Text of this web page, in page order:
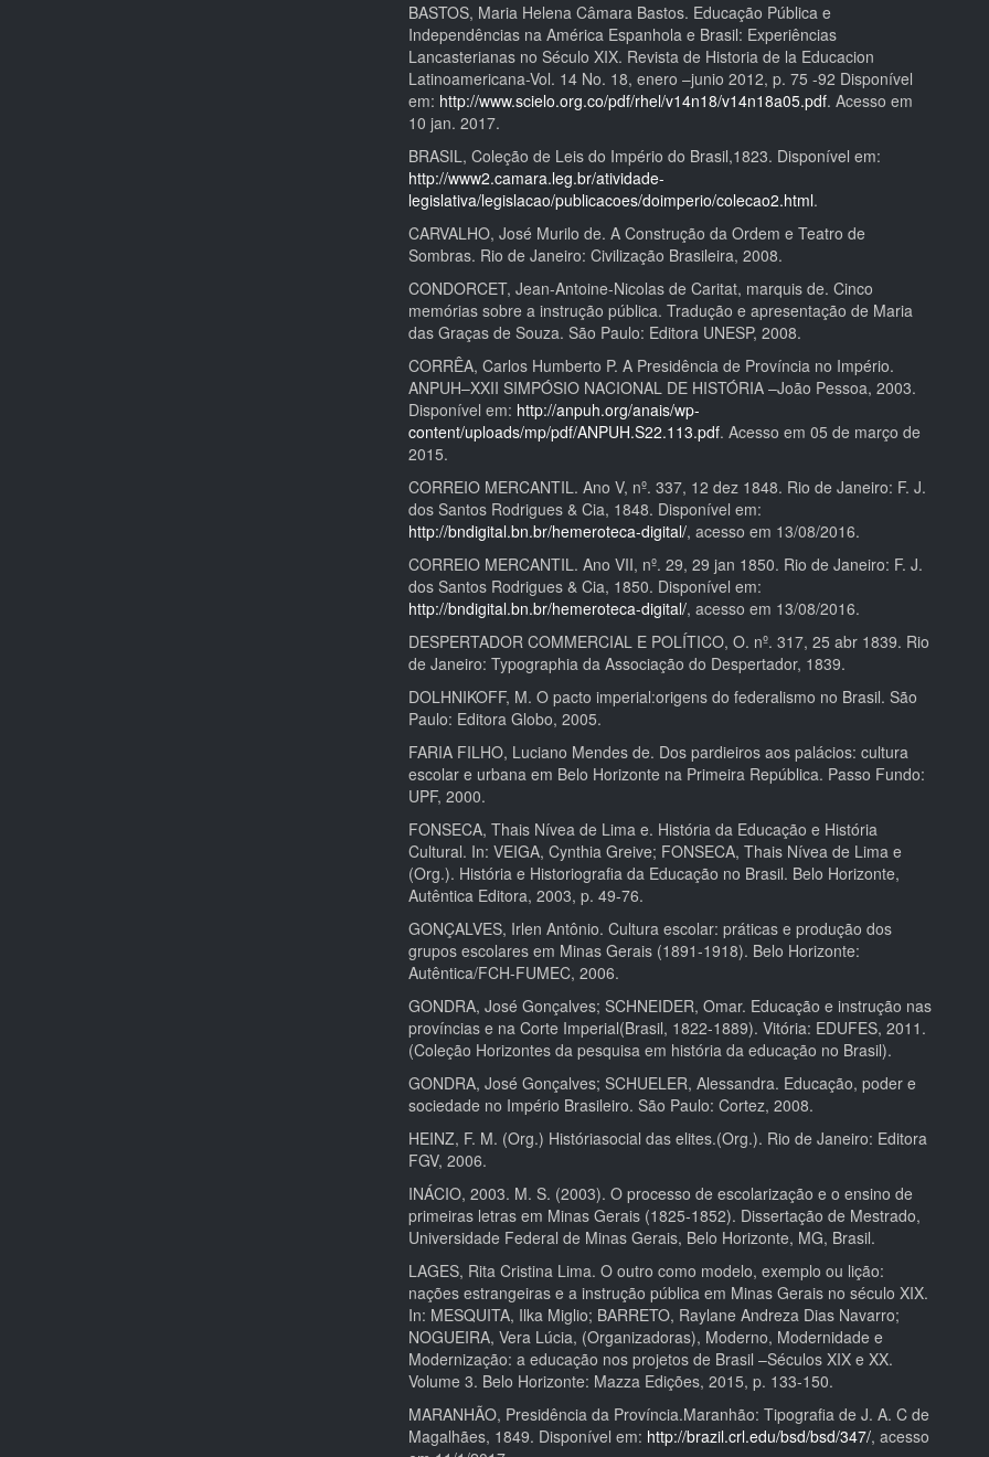
BASTOS, Maria Helena Câmara Bastos. Educação Pública e
Independências na América Espanhola e Brasil: Experiências
Lancasterianas no Século XIX. Revista de Historia de la Educacion
Latinoamericana-Vol. 14 No. 18, enero –junio 2012, p. 75 -92 Disponível
em: http://www.scielo.org.co/pdf/rhel/v14n18/v14n18a05.pdf. Acesso em
10 jan. 2017.
BRASIL, Coleção de Leis do Império do Brasil,1823. Disponível em:
http://www2.camara.leg.br/atividade-
legislativa/legislacao/publicacoes/doimperio/colecao2.html.
CARVALHO, José Murilo de. A Construção da Ordem e Teatro de
Sombras. Rio de Janeiro: Civilização Brasileira, 2008.
CONDORCET, Jean-Antoine-Nicolas de Caritat, marquis de. Cinco
memórias sobre a instrução pública. Tradução e apresentação de Maria
das Graças de Souza. São Paulo: Editora UNESP, 2008.
CORRÊA, Carlos Humberto P. A Presidência de Província no Império.
ANPUH–XXII SIMPÓSIO NACIONAL DE HISTÓRIA –João Pessoa, 2003.
Disponível em: http://anpuh.org/anais/wp-
content/uploads/mp/pdf/ANPUH.S22.113.pdf. Acesso em 05 de março de
2015.
CORREIO MERCANTIL. Ano V, nº. 337, 12 dez 1848. Rio de Janeiro: F. J.
dos Santos Rodrigues & Cia, 1848. Disponível em:
http://bndigital.bn.br/hemeroteca-digital/, acesso em 13/08/2016.
CORREIO MERCANTIL. Ano VII, nº. 29, 29 jan 1850. Rio de Janeiro: F. J.
dos Santos Rodrigues & Cia, 1850. Disponível em:
http://bndigital.bn.br/hemeroteca-digital/, acesso em 13/08/2016.
DESPERTADOR COMMERCIAL E POLÍTICO, O. nº. 317, 25 abr 1839. Rio
de Janeiro: Typographia da Associação do Despertador, 1839.
DOLHNIKOFF, M. O pacto imperial:origens do federalismo no Brasil. São
Paulo: Editora Globo, 2005.
FARIA FILHO, Luciano Mendes de. Dos pardieiros aos palácios: cultura
escolar e urbana em Belo Horizonte na Primeira República. Passo Fundo:
UPF, 2000.
FONSECA, Thais Nívea de Lima e. História da Educação e História
Cultural. In: VEIGA, Cynthia Greive; FONSECA, Thais Nívea de Lima e
(Org.). História e Historiografia da Educação no Brasil. Belo Horizonte,
Autêntica Editora, 2003, p. 49-76.
GONÇALVES, Irlen Antônio. Cultura escolar: práticas e produção dos
grupos escolares em Minas Gerais (1891-1918). Belo Horizonte:
Autêntica/FCH-FUMEC, 2006.
GONDRA, José Gonçalves; SCHNEIDER, Omar. Educação e instrução nas
províncias e na Corte Imperial(Brasil, 1822-1889). Vitória: EDUFES, 2011.
(Coleção Horizontes da pesquisa em história da educação no Brasil).
GONDRA, José Gonçalves; SCHUELER, Alessandra. Educação, poder e
sociedade no Império Brasileiro. São Paulo: Cortez, 2008.
HEINZ, F. M. (Org.) Históriasocial das elites.(Org.). Rio de Janeiro: Editora
FGV, 2006.
INÁCIO, 2003. M. S. (2003). O processo de escolarização e o ensino de
primeiras letras em Minas Gerais (1825-1852). Dissertação de Mestrado,
Universidade Federal de Minas Gerais, Belo Horizonte, MG, Brasil.
LAGES, Rita Cristina Lima. O outro como modelo, exemplo ou lição:
nações estrangeiras e a instrução pública em Minas Gerais no século XIX.
In: MESQUITA, Ilka Miglio; BARRETO, Raylane Andreza Dias Navarro;
NOGUEIRA, Vera Lúcia, (Organizadoras), Moderno, Modernidade e
Modernização: a educação nos projetos de Brasil –Séculos XIX e XX.
Volume 3. Belo Horizonte: Mazza Edições, 2015, p. 133-150.
MARANHÃO, Presidência da Província.Maranhão: Tipografia de J. A. C de
Magalhães, 1849. Disponível em: http://brazil.crl.edu/bsd/bsd/347/, acesso